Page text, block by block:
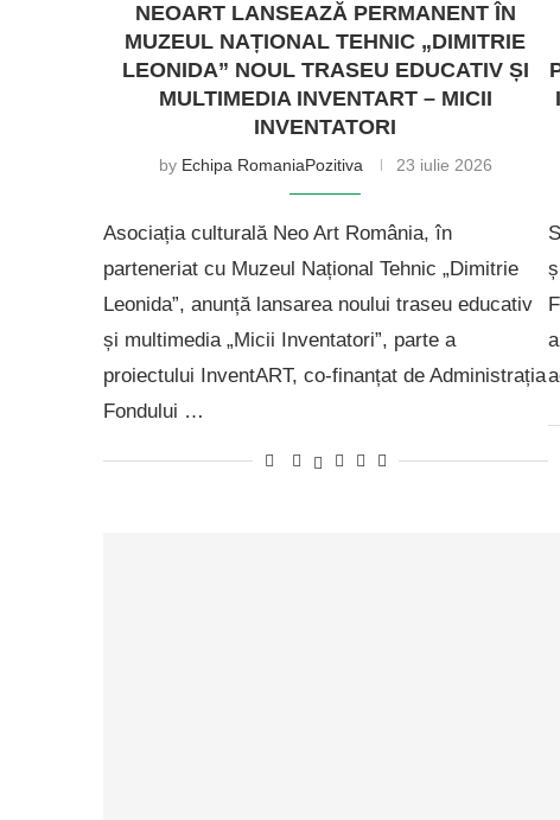
NEOART LANSEAZĂ PERMANENT ÎN
MUZEUL NAȚIONAL TEHNIC „DIMITRIE
LEONIDA” NOUL TRASEU EDUCATIV ȘI
MULTIMEDIA INVENTART – MICII
INVENTATORI
by Echipa RomaniaPozitiva 23 iulie 2026
Asociația culturală Neo Art România, în
parteneriat cu Muzeul Național Tehnic „Dimitrie
Leonida”, anunță lansarea noului traseu educativ
și multimedia „Micii Inventatori”, parte a
proiectului InventART, co-finanțat de Administrația
Fondului …